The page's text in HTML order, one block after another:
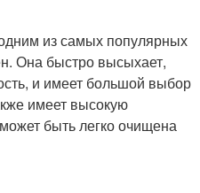
из самых популярных
Она быстро высыхает,
и имеет большой выбор
имеет высокую
быть легко очищена